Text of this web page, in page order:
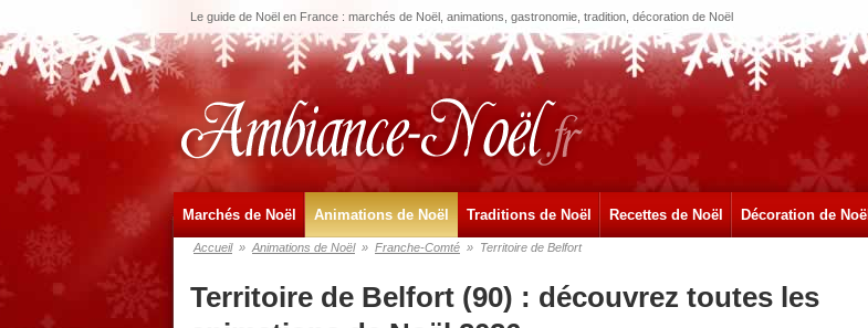
Le guide de Noël en France : marchés de Noël, animations, gastronomie, tradition, décoration de Noël
Marchés de Noël Animations de Noël Traditions de Noël Recettes de Noël Décoration de Noël
Accueil » Animations de Noël » Franche-Comté » Territoire de Belfort
Territoire de Belfort (90) : découvrez toutes les